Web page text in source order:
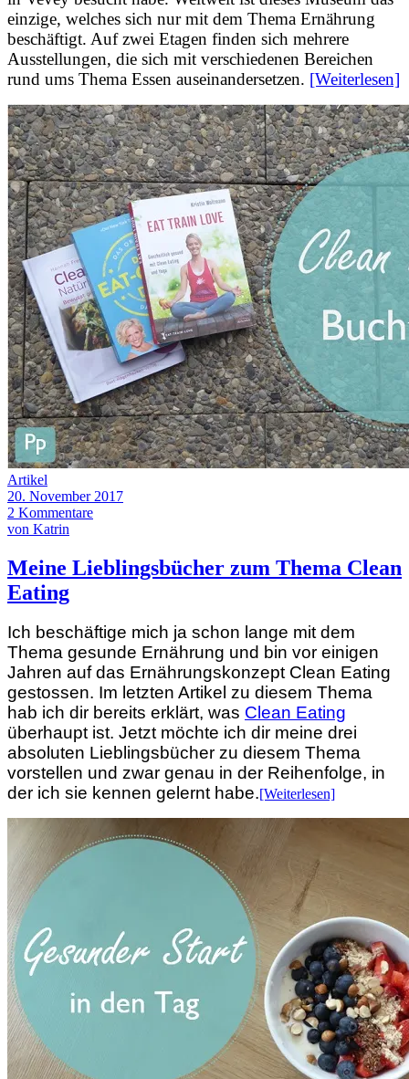
einzige, welches sich nur mit dem Thema Ernährung
beschäftigt. Auf zwei Etagen finden sich mehrere
Ausstellungen, die sich mit verschiedenen Bereichen
rund ums Thema Essen auseinandersetzen. [Weiterlesen]
Artikel
20. November 2017
2 Kommentare
von Katrin
Meine Lieblingsbücher zum Thema Clean
Eating
Ich beschäftige mich ja schon lange mit dem
Thema gesunde Ernährung und bin vor einigen
Jahren auf das Ernährungskonzept Clean Eating
gestossen. Im letzten Artikel zu diesem Thema
hab ich dir bereits erklärt, was Clean Eating
überhaupt ist. Jetzt möchte ich dir meine drei
absoluten Lieblingsbücher zu diesem Thema
vorstellen und zwar genau in der Reihenfolge, in
der ich sie kennen gelernt habe.[Weiterlesen]